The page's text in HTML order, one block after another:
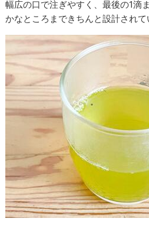
幅広の口で注ぎやすく、最後の1滴
かなところまできちんと設計されて